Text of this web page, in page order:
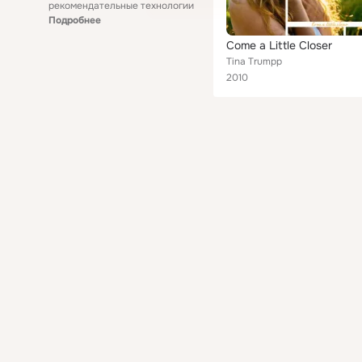
рекомендательные технологии
Подробнее
Come a Little Closer
Tina Trumpp
2010